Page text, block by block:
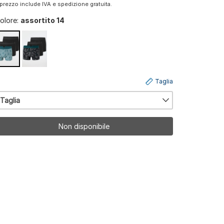
include IVA e spedizione gratuita.
assortito 14
Taglia
Taglia
Non disponibile